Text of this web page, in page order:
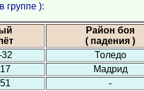
группе ):
Район боя
( падения )
Толедо
Мадрид
-